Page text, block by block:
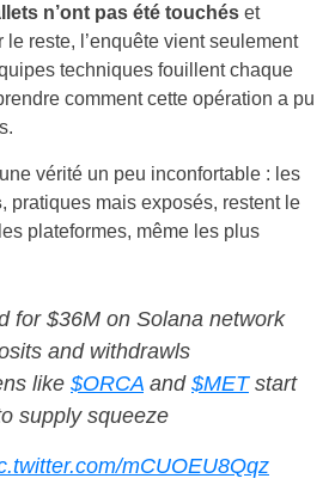
n’ont pas été touchés et
le reste, l’enquête vient seulement
techniques fouillent chaque
comment cette opération a pu
vérité un peu inconfortable : les
, pratiques mais exposés, restent le
plateformes, même les plus
for $36M on Solana network
and withdrawls
like $ORCA and $METstart
supply squeeze
mCUOEU8Qqz